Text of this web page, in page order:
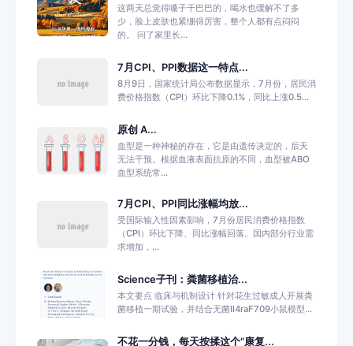
这两天总觉得嗓子干巴巴的，喝水也缓解不了多
少，脸上皮肤也紧绷得厉害，整个人都有点闷闷
的。 问了家里长...
7月CPI、PPI数据这一特点...
8月9日，国家统计局公布数据显示，7月份，居民消
费价格指数（CPI）环比下降0.1%，同比上涨0.5...
原创 A...
血型是一种神秘的存在，它是由遗传决定的，后天
无法干预。根据血液表面抗原的不同，血型被ABO
血型系统常...
7月CPI、PPI同比涨幅均放...
受国际输入性因素影响，7月份居民消费价格指数
（CPI）环比下降、同比涨幅回落。国内部分行业需
求增加，...
Science子刊：粪菌移植治...
本文要点 临床与机制设计 针对花生过敏成人开展粪
菌移植一期试验，并结合无菌Il4raF709小鼠模型...
不花一分钱，每天按揉这个“康复...